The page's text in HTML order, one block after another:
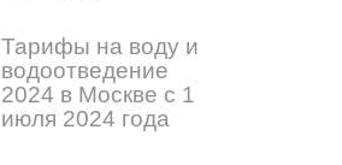
Тарифы на воду и
водоотведение
2024 в Москве с 1
июля 2024 года